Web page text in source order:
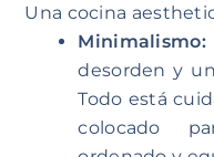
Una cocina
Minimalismo:
desorden y
Todo está
colocado